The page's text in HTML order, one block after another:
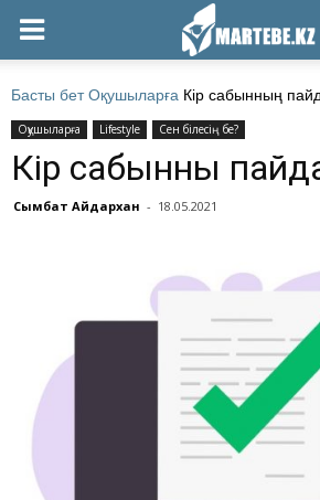
Басты бет Оқушыларға Кір сабынның
Оқушыларға Lifestyle Сен білесің бе?
Кір сабынның
Сымбат Айдархан - 18.05.2021